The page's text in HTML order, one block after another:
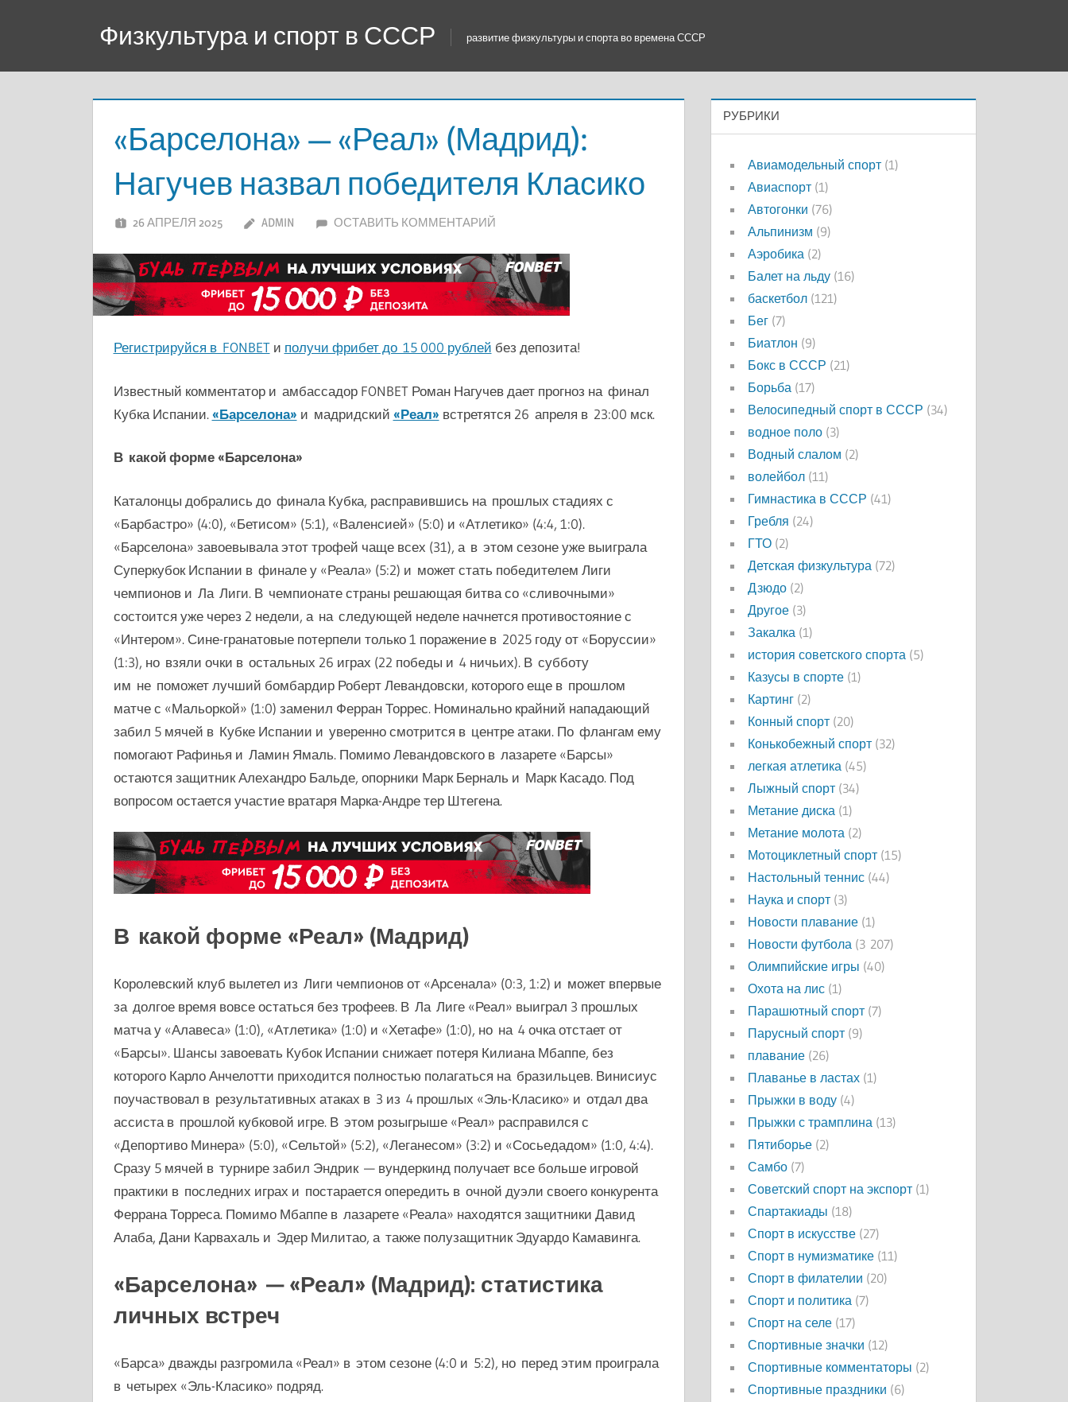
Физкультура и спорт в СССР развитие физкультуры и спорта во времена СССР
«Барселона» — «Реал» (Мадрид):
Нагучев назвал победителя Класико
26 АПРЕЛЯ 2025 ADMIN ОСТАВИТЬ КОММЕНТАРИЙ
Регистрируйся в FONBET и получи фрибет до 15 000 рублей без депозита!
Известный комментатор и амбассадор FONBET Роман Нагучев дает прогноз на финал
Кубка Испании.«Барселона» и мадридский «Реал» встретятся 26 апреля в 23:00 мск.
В какой форме «Барселона»
Каталонцы добрались до финала Кубка, расправившись на прошлых стадиях с
«Барбастро» (4:0), «Бетисом» (5:1), «Валенсией» (5:0) и «Атлетико» (4:4, 1:0).
«Барселона» завоевывала этот трофей чаще всех (31), а в этом сезоне уже выиграла
Суперкубок Испании в финале у «Реала» (5:2) и может стать победителем Лиги
чемпионов и Ла Лиги. В чемпионате страны решающая битва со «сливочными»
состоится уже через 2 недели, а на следующей неделе начнется противостояние с
«Интером». Сине-гранатовые потерпели только 1 поражение в 2025 году от «Боруссии»
(1:3), но взяли очки в остальных 26 играх (22 победы и 4 ничьих). В субботу
им не поможет лучший бомбардир Роберт Левандовски, которого еще в прошлом
матче с «Мальоркой» (1:0) заменил Ферран Торрес. Номинально крайний нападающий
забил 5 мячей в Кубке Испании и уверенно смотрится в центре атаки. По флангам ему
помогают Рафинья и Ламин Ямаль. Помимо Левандовского в лазарете «Барсы»
остаются защитник Алехандро Бальде, опорники Марк Берналь и Марк Касадо. Под
вопросом остается участие вратаря Марка-Андре тер Штегена.
В какой форме «Реал» (Мадрид)
Королевский клуб вылетел из Лиги чемпионов от «Арсенала» (0:3, 1:2) и может впервые
за долгое время вовсе остаться без трофеев. В Ла Лиге «Реал» выиграл 3 прошлых
матча у «Алавеса» (1:0), «Атлетика» (1:0) и «Хетафе» (1:0), но на 4 очка отстает от
«Барсы». Шансы завоевать Кубок Испании снижает потеря Килиана Мбаппе, без
которого Карло Анчелотти приходится полностью полагаться на бразильцев. Винисиус
поучаствовал в результативных атаках в 3 из 4 прошлых «Эль-Класико» и отдал два
ассиста в прошлой кубковой игре. В этом розыгрыше «Реал» расправился с
«Депортиво Минера» (5:0), «Сельтой» (5:2), «Леганесом» (3:2) и «Сосьедадом» (1:0, 4:4).
Сразу 5 мячей в турнире забил Эндрик — вундеркинд получает все больше игровой
практики в последних играх и постарается опередить в очной дуэли своего конкурента
Феррана Торреса. Помимо Мбаппе в лазарете «Реала» находятся защитники Давид
Алаба, Дани Карвахаль и Эдер Милитао, а также полузащитник Эдуардо Камавинга.
«Барселона» — «Реал» (Мадрид): статистика
личных встреч
«Барса» дважды разгромила «Реал» в этом сезоне (4:0 и 5:2), но перед этим проиграла
в четырех «Эль-Класико» подряд.
РУБРИКИ
Авиамодельный спорт (1)
Авиаспорт (1)
Автогонки (76)
Альпинизм (9)
Аэробика (2)
Балет на льду (16)
баскетбол (121)
Бег (7)
Биатлон (9)
Бокс в СССР (21)
Борьба (17)
Велосипедный спорт в СССР (34)
водное поло (3)
Водный слалом (2)
волейбол (11)
Гимнастика в СССР (41)
Гребля (24)
ГТО (2)
Детская физкультура (72)
Дзюдо (2)
Другое (3)
Закалка (1)
история советского спорта (5)
Казусы в спорте (1)
Картинг (2)
Конный спорт (20)
Конькобежный спорт (32)
легкая атлетика (45)
Лыжный спорт (34)
Метание диска (1)
Метание молота (2)
Мотоциклетный спорт (15)
Настольный теннис (44)
Наука и спорт (3)
Новости плавание (1)
Новости футбола (3 207)
Олимпийские игры (40)
Охота на лис (1)
Парашютный спорт (7)
Парусный спорт (9)
плавание (26)
Плаванье в ластах (1)
Прыжки в воду (4)
Прыжки с трамплина (13)
Пятиборье (2)
Самбо (7)
Советский спорт на экспорт (1)
Спартакиады (18)
Спорт в искусстве (27)
Спорт в нумизматике (11)
Спорт в филателии (20)
Спорт и политика (7)
Спорт на селе (17)
Спортивные значки (12)
Спортивные комментаторы (2)
Спортивные праздники (6)